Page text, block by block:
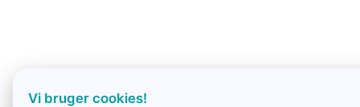
Vi bruger cookies!